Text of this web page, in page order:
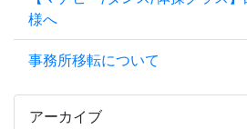
様へ
事務所移転について
アーカイブ